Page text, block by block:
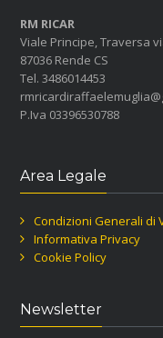
RM RICAR
Viale Principe, Traversa
87036 Rende CS
Tel. 3486014453
P.Iva 03396530788
Area Legale
Condizioni Generali di
Informativa Privacy
Cookie Policy
Newsletter